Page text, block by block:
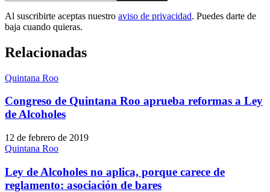
Al suscribirte aceptas nuestro aviso de privacidad. Puedes darte de
baja cuando quieras.
Relacionadas
Quintana Roo
Congreso de Quintana Roo aprueba reformas a Ley
de Alcoholes
12 de febrero de 2019
Quintana Roo
Ley de Alcoholes no aplica, porque carece de
reglamento: asociación de bares